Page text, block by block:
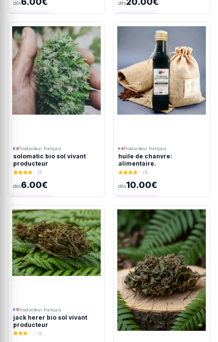
dès
Ajout rapide
dès
Ajout rapide
Producteur français
solomatic bio sol vivant
producteur
(1)
dès6.00€
Ajout rapide
Producteur français
huile de chanvre:
alimentaire.
(3)
dès10.00€
Ajout rapide
Producteur français
jack herer bio sol vivant
producteur
(1)